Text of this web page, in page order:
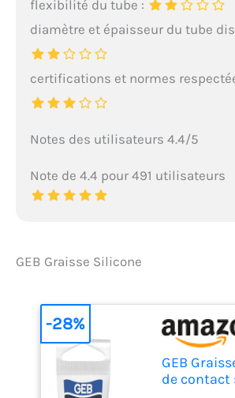
flexibilité du tube :
diamètre et épaisseur du tube
certifications et normes
Notes des utilisateurs 4.4/5
Note de 4.4 pour 491 utilisateurs
GEB Graisse Silicone
GEB
de contact
-28%